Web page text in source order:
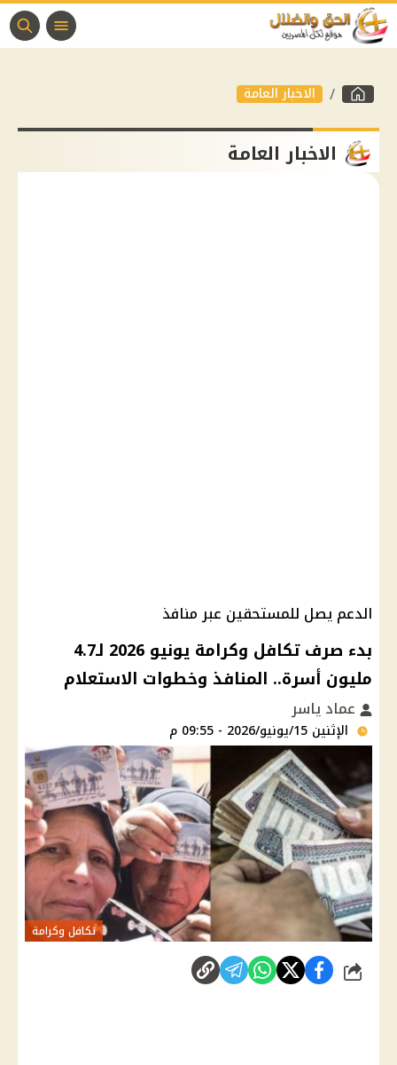
الاخبار العامة
الاخبار العامة
الدعم يصل للمستحقين عبر منافذ
بدء صرف تكافل وكرامة يونيو 2026 لـ4.7
مليون أسرة.. المنافذ وخطوات الاستعلام
عماد ياسر
الإثنين 15/يونيو/2026 - 09:55 م
تكافل وكرامة
شارك